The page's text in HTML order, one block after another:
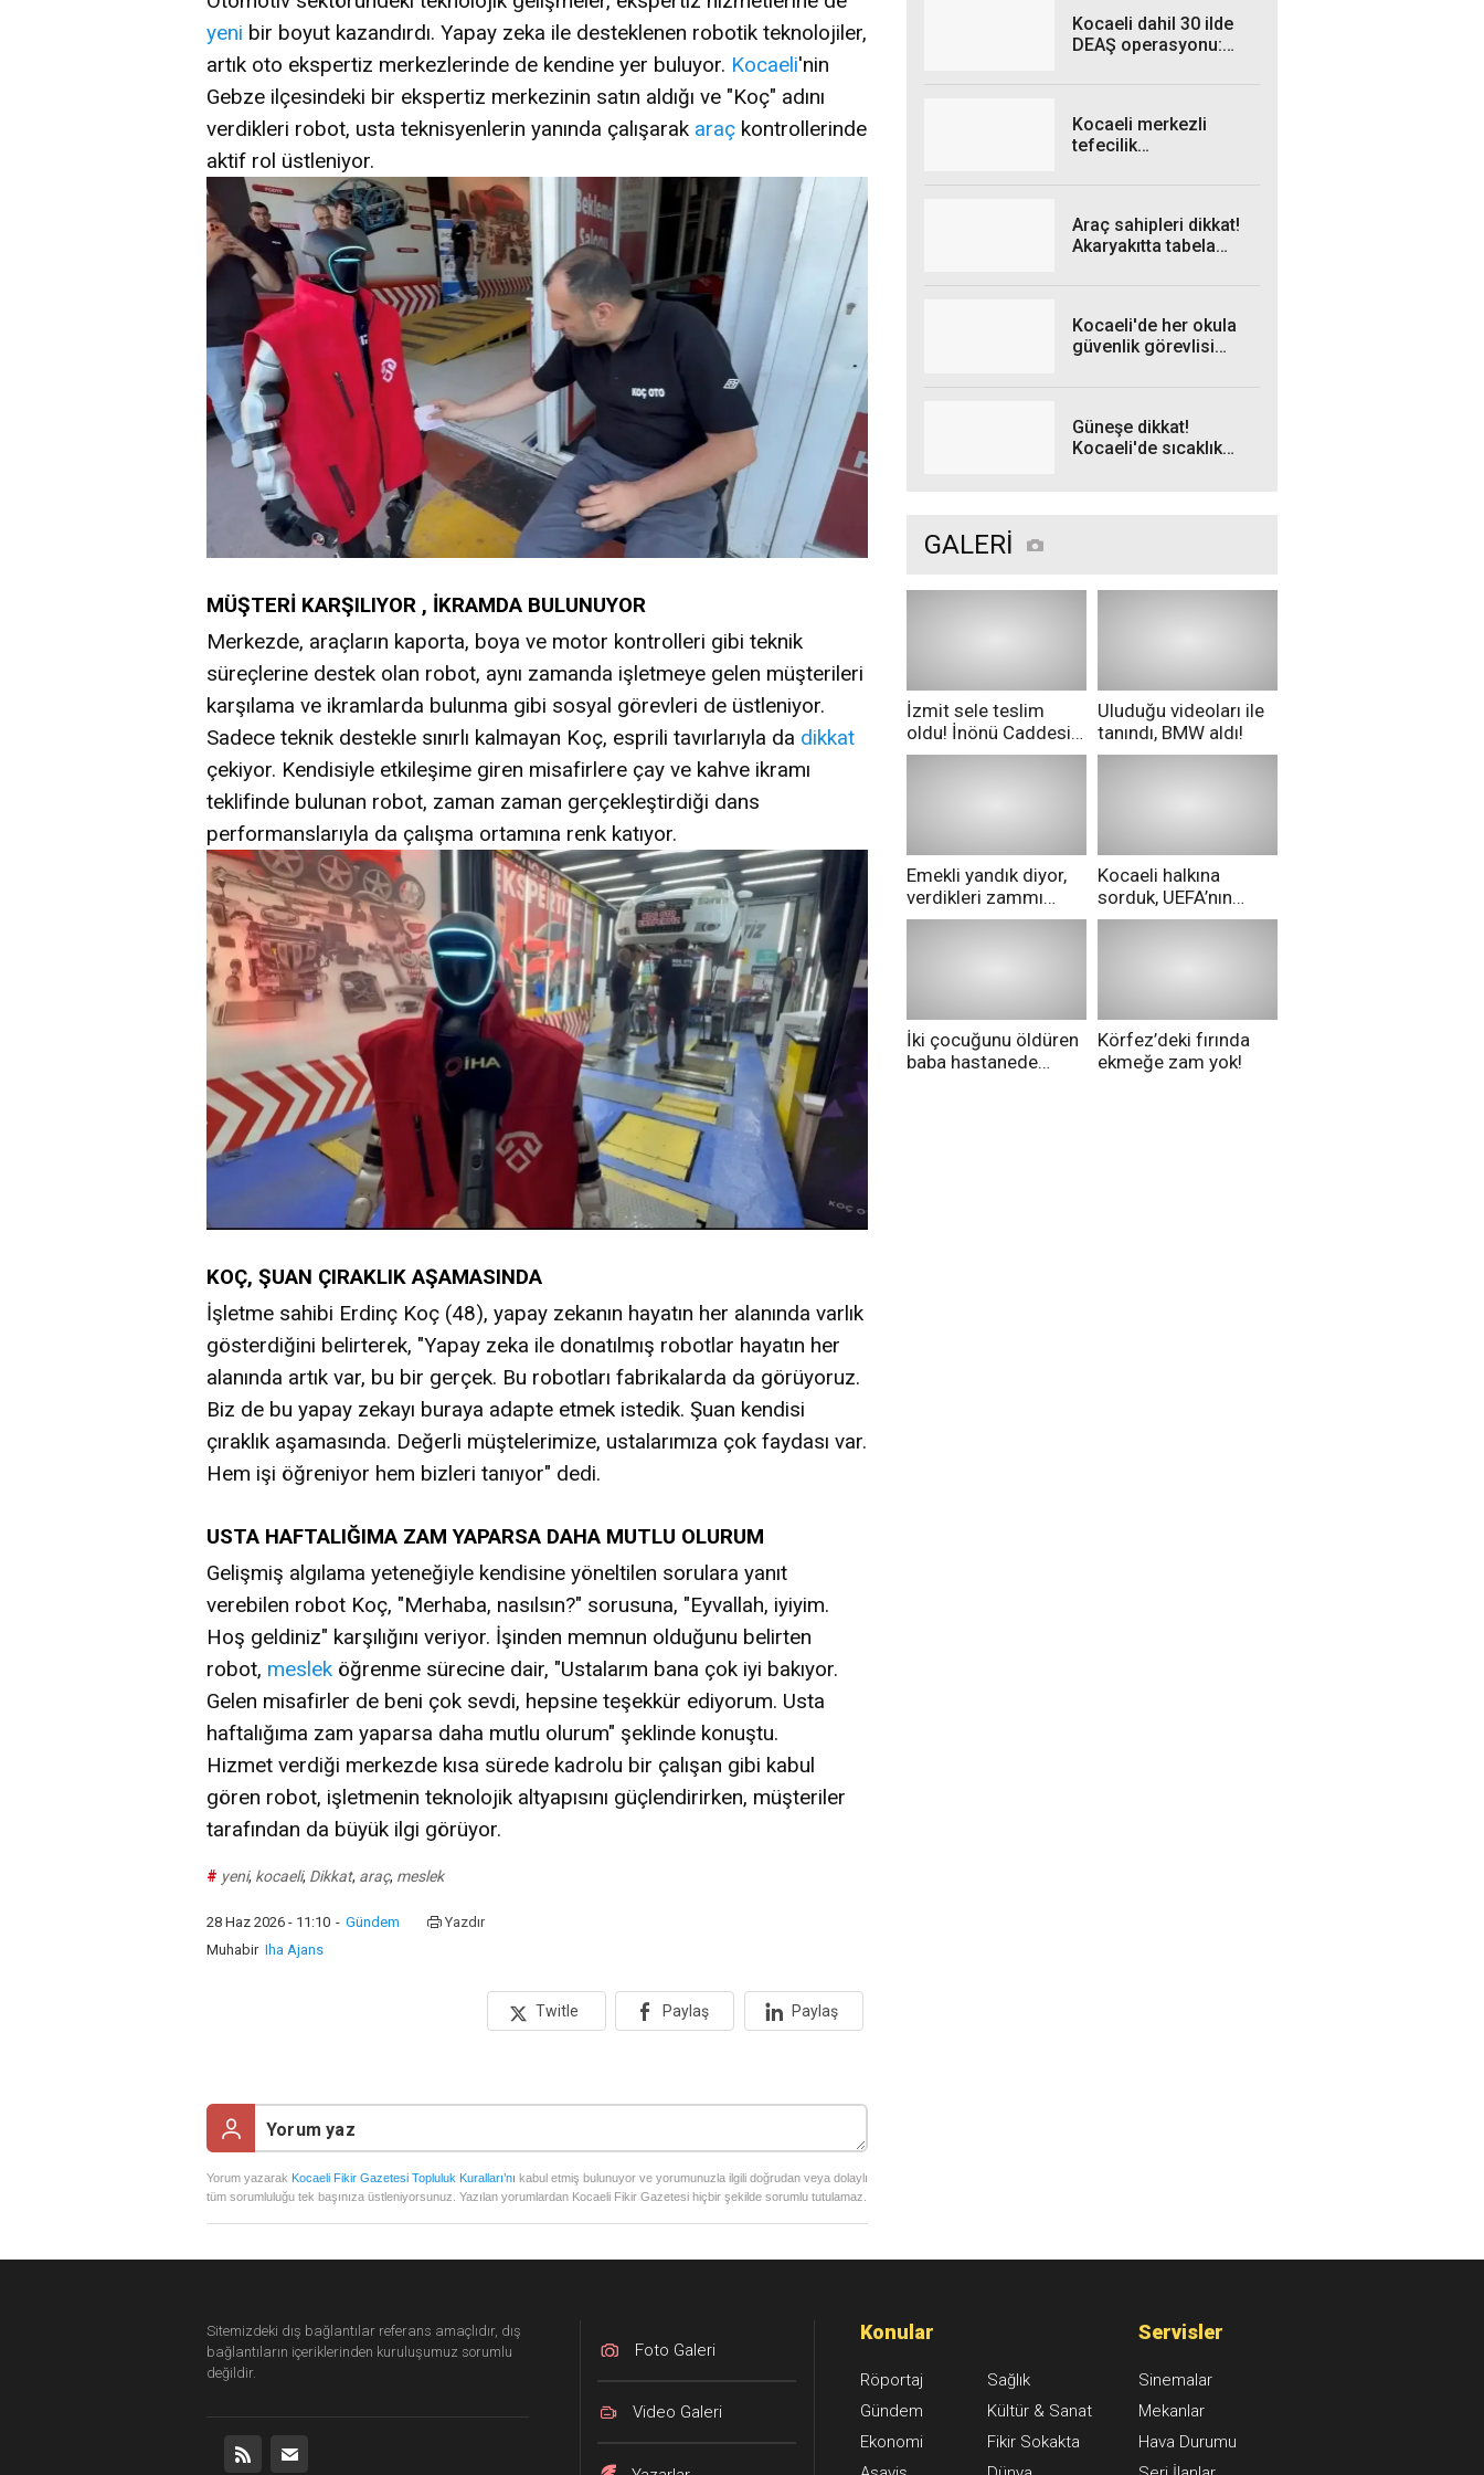
yeni bir boyut kazandırdı. Yapay zeka ile desteklenen robotik teknolojiler,
artık oto ekspertiz merkezlerinde de kendine yer buluyor. Kocaeli'nin
Gebze ilçesindeki bir ekspertiz merkezinin satın aldığı ve "Koç" adını
verdikleri robot, usta teknisyenlerin yanında çalışarak araç kontrollerinde
aktif rol üstleniyor.
MÜŞTERİ KARŞILIYOR , İKRAMDA BULUNUYOR
Merkezde, araçların kaporta, boya ve motor kontrolleri gibi teknik
süreçlerine destek olan robot, aynı zamanda işletmeye gelen müşterileri
karşılama ve ikramlarda bulunma gibi sosyal görevleri de üstleniyor.
Sadece teknik destekle sınırlı kalmayan Koç, esprili tavırlarıyla da dikkat
çekiyor. Kendisiyle etkileşime giren misafirlere çay ve kahve ikramı
teklifinde bulunan robot, zaman zaman gerçekleştirdiği dans
performanslarıyla da çalışma ortamına renk katıyor.
KOÇ, ŞUAN ÇIRAKLIK AŞAMASINDA
İşletme sahibi Erdinç Koç (48), yapay zekanın hayatın her alanında varlık
gösterdiğini belirterek, "Yapay zeka ile donatılmış robotlar hayatın her
alanında artık var, bu bir gerçek. Bu robotları fabrikalarda da görüyoruz.
Biz de bu yapay zekayı buraya adapte etmek istedik. Şuan kendisi
çıraklık aşamasında. Değerli müştelerimize, ustalarımıza çok faydası var.
Hem işi öğreniyor hem bizleri tanıyor" dedi.
USTA HAFTALIĞIMA ZAM YAPARSA DAHA MUTLU OLURUM
Gelişmiş algılama yeteneğiyle kendisine yöneltilen sorulara yanıt
verebilen robot Koç, "Merhaba, nasılsın?" sorusuna, "Eyvallah, iyiyim.
Hoş geldiniz" karşılığını veriyor. İşinden memnun olduğunu belirten
robot, meslek öğrenme sürecine dair, "Ustalarım bana çok iyi bakıyor.
Gelen misafirler de beni çok sevdi, hepsine teşekkür ediyorum. Usta
haftalığıma zam yaparsa daha mutlu olurum" şeklinde konuştu.
Hizmet verdiği merkezde kısa sürede kadrolu bir çalışan gibi kabul
gören robot, işletmenin teknolojik altyapısını güçlendirirken, müşteriler
tarafından da büyük ilgi görüyor.
# yeni, kocaeli, Dikkat, araç, meslek
28 Haz 2026 - 11:10 - Gündem
Yazdır
Muhabir Iha Ajans
Twitle Paylaş Paylaş
Yorum yazarak Kocaeli Fikir Gazetesi Topluluk Kuralları’nı kabul etmiş bulunuyor ve yorumunuzla ilgili doğrudan veya dolaylı
tüm sorumluluğu tek başınıza üstleniyorsunuz. Yazılan yorumlardan Kocaeli Fikir Gazetesi hiçbir şekilde sorumlu tutulamaz.
Kocaeli dahil 30 ilde
DEAŞ operasyonu:
Kocaeli merkezli
tefecilik
Araç sahipleri dikkat!
Akaryakıtta tabela
Kocaeli'de her okula
güvenlik görevlisi
Güneşe dikkat!
Kocaeli'de sıcaklık
GALERİ
İzmit sele teslim
oldu! İnönü Caddesi
göle döndü!
Uluduğu videoları ile
tanındı, BMW aldı!
Emekli yandık diyor,
verdikleri zammı
pazarda geri aldılar!
Kocaeli halkına
sorduk, UEFA’nın
Merih Demiral kararı
İki çocuğunu öldüren
baba hastanede
Körfez’deki fırında
ekmeğe zam yok!
Sitemizdeki dış bağlantılar referans amaçlıdır, dış
bağlantıların içeriklerinden kuruluşumuz sorumlu
değildir.
Foto Galeri
Video Galeri
Konular
Röportaj
Gündem
Ekonomi
Sağlık
Kültür & Sanat
Fikir Sokakta
Servisler
Sinemalar
Mekanlar
Hava Durumu